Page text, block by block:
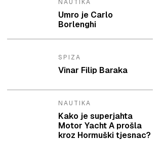
NAUTIKA
Umro je Carlo
Borlenghi
SPIZA
Vinar Filip Baraka
NAUTIKA
Kako je superjahta
Motor Yacht A prošla
kroz Hormuški tjesnac?